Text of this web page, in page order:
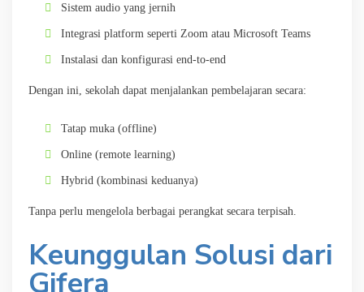
Sistem audio yang jernih
Integrasi platform seperti Zoom atau Microsoft Teams
Instalasi dan konfigurasi end-to-end
Dengan ini, sekolah dapat menjalankan pembelajaran secara:
Tatap muka (offline)
Online (remote learning)
Hybrid (kombinasi keduanya)
Tanpa perlu mengelola berbagai perangkat secara terpisah.
Keunggulan Solusi dari
Gifera